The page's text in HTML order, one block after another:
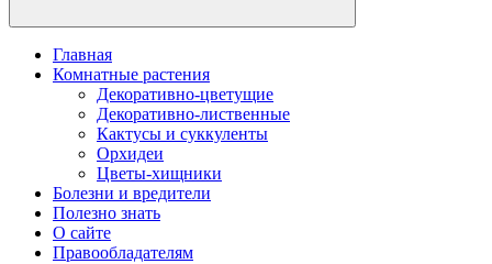
Главная
Комнатные растения
Декоративно-цветущие
Декоративно-лиственные
Кактусы и суккуленты
Орхидеи
Цветы-хищники
Болезни и вредители
Полезно знать
О сайте
Правообладателям